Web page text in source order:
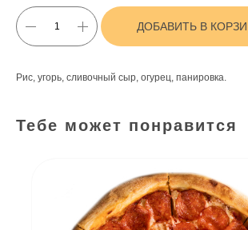
ДОБАВИТЬ В
Рис, угорь, сливочный сыр, огурец, панировка.
Тебе может понравится